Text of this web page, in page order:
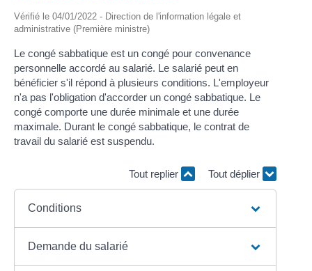
Vérifié le 04/01/2022 - Direction de l'information légale et
administrative (Première ministre)
Le congé sabbatique est un congé pour convenance
personnelle accordé au salarié. Le salarié peut en
bénéficier s'il répond à plusieurs conditions. L'employeur
n'a pas l'obligation d'accorder un congé sabbatique. Le
congé comporte une durée minimale et une durée
maximale. Durant le congé sabbatique, le contrat de
travail du salarié est suspendu.
Tout replier Tout déplier
Conditions
Demande du salarié